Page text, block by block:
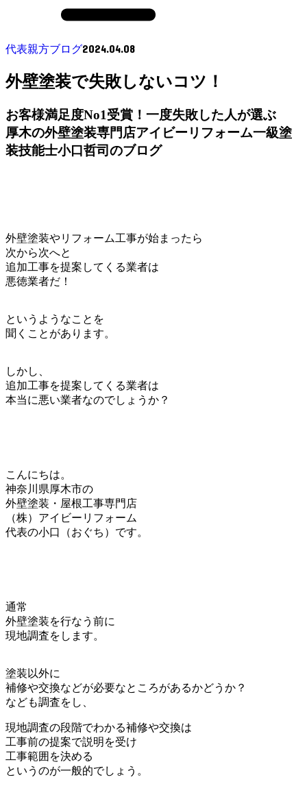
代表親方ブログ2024.04.08
外壁塗装で失敗しないコツ！
お客様満足度No1受賞！一度失敗した人が選ぶ
厚木の外壁塗装専門店アイビーリフォーム一級塗
装技能士小口哲司のブログ
外壁塗装やリフォーム工事が始まったら
次から次へと
追加工事を提案してくる業者は
悪徳業者だ！
というようなことを
聞くことがあります。
しかし、
追加工事を提案してくる業者は
本当に悪い業者なのでしょうか？
こんにちは。
神奈川県厚木市の
外壁塗装・屋根工事専門店
（株）アイビーリフォーム
代表の小口（おぐち）です。
通常
外壁塗装を行なう前に
現地調査をします。
塗装以外に
補修や交換などが必要なところがあるかどうか？
なども調査をし、
現地調査の段階でわかる補修や交換は
工事前の提案で説明を受け
工事範囲を決める
というのが一般的でしょう。